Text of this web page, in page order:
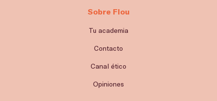
Sobre Flou
Tu academia
Contacto
Canal ético
Opiniones